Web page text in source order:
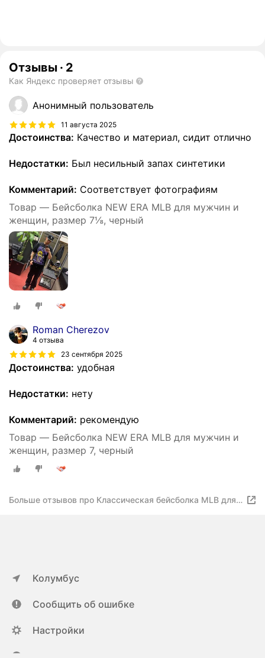
Отзывы · 2
Как Яндекс проверяет отзывы
Анонимный пользователь
11 августа 2025
Достоинства: Качество и материал, сидит отлично
Недостатки: Был несильный запах синтетики
Комментарий: Соответствует фотографиям
Товар — Бейсболка NEW ERA MLB для мужчин и
женщин, размер 7⅛, черный
Roman Cherezov
4 отзыва
23 сентября 2025
Достоинства: удобная
Недостатки: нету
Комментарий: рекомендую
Товар — Бейсболка NEW ERA MLB для мужчин и
женщин, размер 7, черный
Больше отзывов про Классическая бейсболка MLB для
Колумбус
Сообщить об ошибке
Настройки